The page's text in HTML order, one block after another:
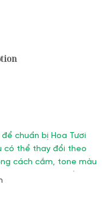
chuẩn bị Hoa Tươi
có thể thay đổi theo
cách cắm, tone màu
thông báo đến Quý